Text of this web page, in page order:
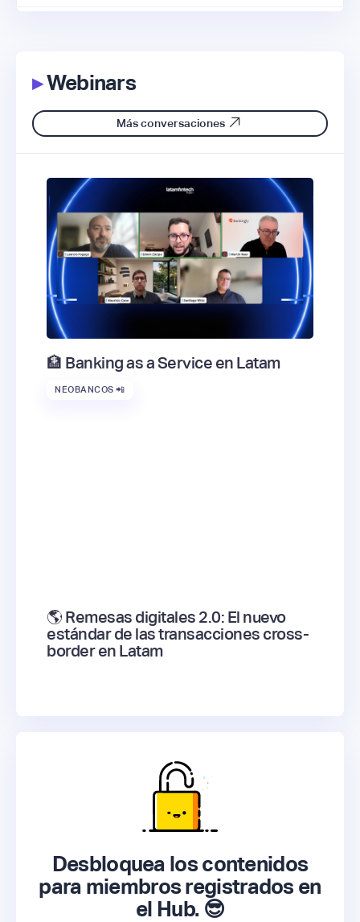
▸Webinars
Más conversaciones
🏦 Banking as a Service en Latam
NEOBANCOS 📲
🌎 Remesas digitales 2.0: El nuevo
estándar de las transacciones cross-
border en Latam
Desbloquea los contenidos
para miembros registrados en
el Hub. 😎